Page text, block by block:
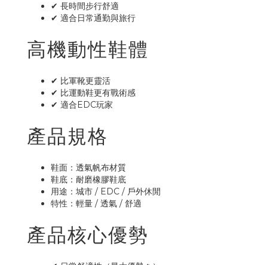
✔ 長時間步行舒適
✔ 適合日常通勤與旅行
高機動性鞋體
✔ 比軍靴更靈活
✔ 比運動鞋更有戰術感
✔ 適合EDC玩家
產品規格
鞋面：透氣帆布材質
鞋底：耐磨橡膠鞋底
用途：城市 / EDC / 戶外休閒
特性：輕量 / 透氣 / 舒適
產品核心優勢